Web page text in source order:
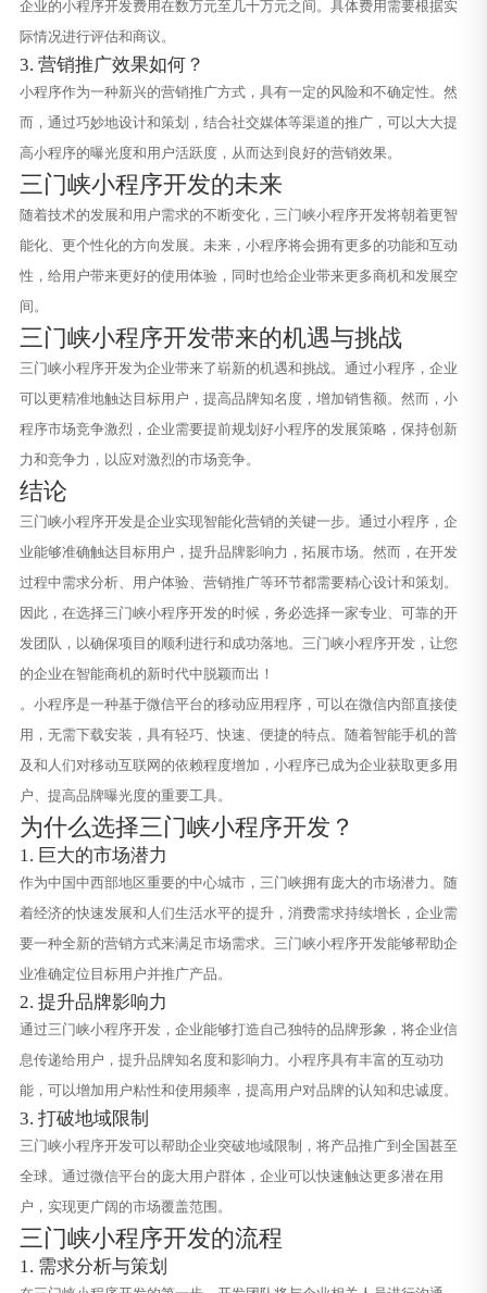
企业的小程序开发费用在数万元至几十万元之间。具体费用需要根据实
际情况进行评估和商议。
3. 营销推广效果如何？
小程序作为一种新兴的营销推广方式，具有一定的风险和不确定性。然
而，通过巧妙地设计和策划，结合社交媒体等渠道的推广，可以大大提
高小程序的曝光度和用户活跃度，从而达到良好的营销效果。
三门峡小程序开发的未来
随着技术的发展和用户需求的不断变化，三门峡小程序开发将朝着更智
能化、更个性化的方向发展。未来，小程序将会拥有更多的功能和互动
性，给用户带来更好的使用体验，同时也给企业带来更多商机和发展空
间。
三门峡小程序开发带来的机遇与挑战
三门峡小程序开发为企业带来了崭新的机遇和挑战。通过小程序，企业
可以更精准地触达目标用户，提高品牌知名度，增加销售额。然而，小
程序市场竞争激烈，企业需要提前规划好小程序的发展策略，保持创新
力和竞争力，以应对激烈的市场竞争。
结论
三门峡小程序开发是企业实现智能化营销的关键一步。通过小程序，企
业能够准确触达目标用户，提升品牌影响力，拓展市场。然而，在开发
过程中需求分析、用户体验、营销推广等环节都需要精心设计和策划。
因此，在选择三门峡小程序开发的时候，务必选择一家专业、可靠的开
发团队，以确保项目的顺利进行和成功落地。三门峡小程序开发，让您
的企业在智能商机的新时代中脱颖而出！
。小程序是一种基于微信平台的移动应用程序，可以在微信内部直接使
用，无需下载安装，具有轻巧、快速、便捷的特点。随着智能手机的普
及和人们对移动互联网的依赖程度增加，小程序已成为企业获取更多用
户、提高品牌曝光度的重要工具。
为什么选择三门峡小程序开发？
1. 巨大的市场潜力
作为中国中西部地区重要的中心城市，三门峡拥有庞大的市场潜力。随
着经济的快速发展和人们生活水平的提升，消费需求持续增长，企业需
要一种全新的营销方式来满足市场需求。三门峡小程序开发能够帮助企
业准确定位目标用户并推广产品。
2. 提升品牌影响力
通过三门峡小程序开发，企业能够打造自己独特的品牌形象，将企业信
息传递给用户，提升品牌知名度和影响力。小程序具有丰富的互动功
能，可以增加用户粘性和使用频率，提高用户对品牌的认知和忠诚度。
3. 打破地域限制
三门峡小程序开发可以帮助企业突破地域限制，将产品推广到全国甚至
全球。通过微信平台的庞大用户群体，企业可以快速触达更多潜在用
户，实现更广阔的市场覆盖范围。
三门峡小程序开发的流程
1. 需求分析与策划